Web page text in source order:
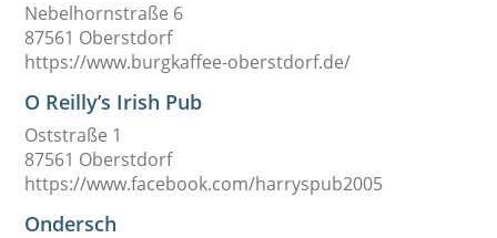
Nebelhornstraße 6
87561 Oberstdorf
https://www.burgkaffee-oberstdorf.de/
O Reilly’s Irish Pub
Oststraße 1
87561 Oberstdorf
https://www.facebook.com/harryspub2005
Ondersch